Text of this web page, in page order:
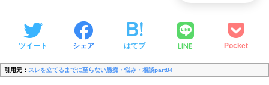
ツイート シェア はてブ LINE Pocket
引用元： スレを立てるまでに至らない愚痴・悩み・相談part84